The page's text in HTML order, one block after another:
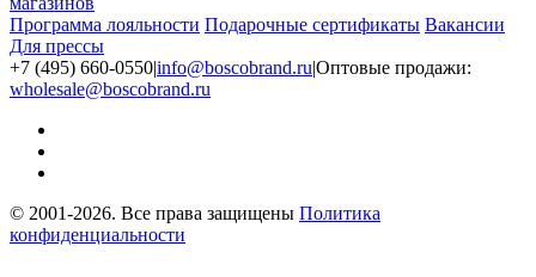
Программа лояльности Подарочные сертификаты Вакансии
Для прессы
+7 (495) 660-0550|info@boscobrand.ru|Оптовые продажи:
wholesale@boscobrand.ru
© 2001-2026. Все права защищены Политика
конфиденциальности